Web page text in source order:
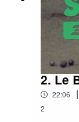
2. Le
22:06 |
2